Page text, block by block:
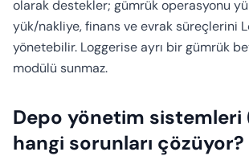
olarak destekler; gümrük operasyonu
yük/nakliye, finans ve evrak süreçlerini
yönetebilir. Loggerise ayrı bir gümrük
modülü sunmaz.
Depo yönetim sistemleri
hangi sorunları çözüyor?